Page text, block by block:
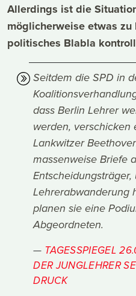
Allerdings ist die
möglicherweise etwas
politisches Blabla
Seitdem die SPD in
dass Berlin Lehrer
werden, verschicken
Lankwitzer
massenweise Briefe
Lehrerabwanderung
planen sie eine
Abgeordneten.
TAGESSPIEGEL
DER JUNGLEHRER
DRUCK